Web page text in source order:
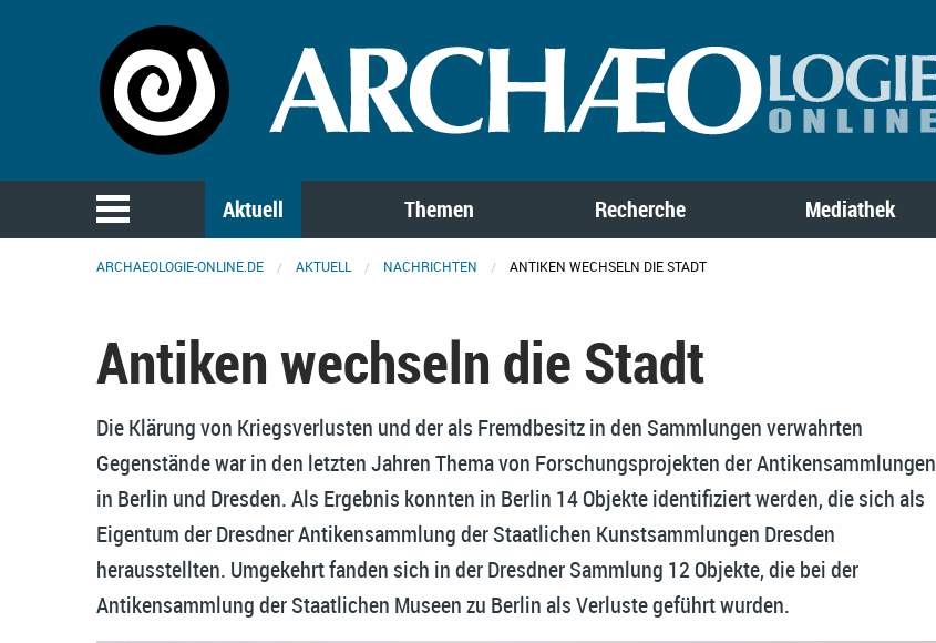
Aktuell Themen Recherche Mediathek
ARCHAEOLOGIE-ONLINE.DE AKTUELL NACHRICHTEN ANTIKEN WECHSELN DIE STADT
Antiken wechseln die Stadt
Die Klärung von Kriegsverlusten und der als Fremdbesitz in den Sammlungen verwahrten
Gegenstände war in den letzten Jahren Thema von Forschungsprojekten der Antikensammlungen
in Berlin und Dresden. Als Ergebnis konnten in Berlin 14 Objekte identifiziert werden, die sich als
Eigentum der Dresdner Antikensammlung der Staatlichen Kunstsammlungen Dresden
herausstellten. Umgekehrt fanden sich in der Dresdner Sammlung 12 Objekte, die bei der
Antikensammlung der Staatlichen Museen zu Berlin als Verluste geführt wurden.